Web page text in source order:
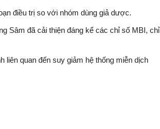
điều trị so với nhóm dùng giả dược.
Sâm đã cải thiện đáng kể các chỉ số MBI, chỉ
liên quan đến suy giảm hệ thống miễn dịch